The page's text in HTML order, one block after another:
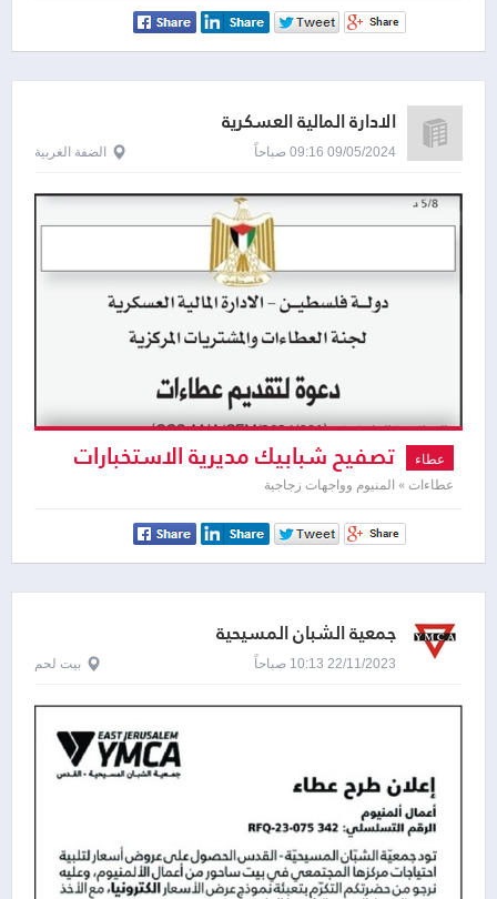
الادارة المالية العسكرية
09/05/2024 09:16 صباحاً الضفة الغربية
عطاء تصفيح شبابيك مديرية الاستخبارات
العسكرية
عطاءات » المنيوم وواجهات زجاجية
جمعية الشبان المسيحية
22/11/2023 10:13 صباحاً بيت لحم